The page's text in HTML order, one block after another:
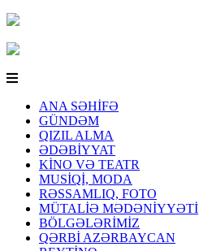
ANA SƏHİFƏ
GÜNDƏM
QIZIL ALMA
ƏDƏBİYYAT
KİNO VƏ TEATR
MUSİQİ, MODA
RƏSSAMLIQ, FOTO
MÜTALİƏ MƏDƏNİYYƏTİ
BÖLGƏLƏRİMİZ
QƏRBİ AZƏRBAYCAN